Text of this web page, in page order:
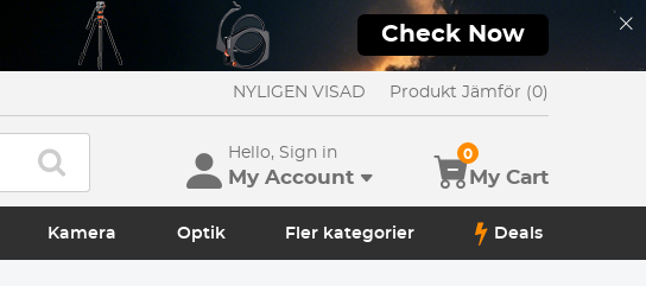
Check Now
NYLIGEN VISAD Produkt Jämför (0)
Hello, Sign in
My Account My Cart
0
Kamera Optik Fler kategorier Deals